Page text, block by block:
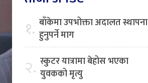
१. बाँकेमा उपभोक्ता अदालत स्थापना
हुनुपर्ने माग
२. स्कुटर यात्रामा बेहोस भएका
युवकको मृत्यु